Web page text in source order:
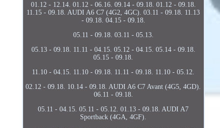
01.12 - 12.14. 01.12 - 06.16. 09.14 - 09.18. 01.12 - 09.18.
11.15 - 09.18. AUDI A6 C7 (4G2, 4GC). 03.11 - 09.18. 11.13
- 09.18. 04.15 - 09.18.
05.11 - 09.18. 03.11 - 05.13.
05.13 - 09.18. 11.11 - 04.15. 05.12 - 04.15. 05.14 - 09.18.
05.15 - 09.18.
11.10 - 04.15. 11.10 - 09.18. 11.11 - 09.18. 11.10 - 05.12.
02.12 - 09.18. 10.14 - 09.18. AUDI A6 C7 Avant (4G5, 4GD).
06.11 - 09.18.
05.11 - 04.15. 05.11 - 05.12. 01.13 - 09.18. AUDI A7
Sportback (4GA, 4GF).